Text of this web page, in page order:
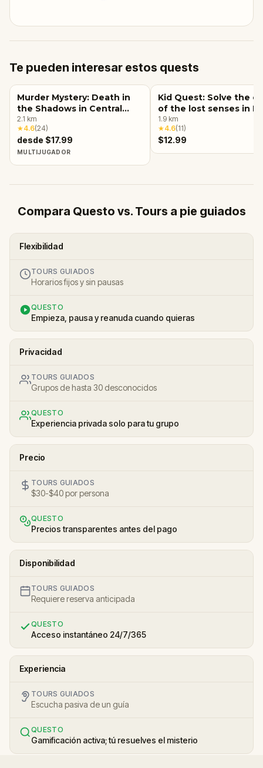
Te pueden interesar estos quests
Murder Mystery: Death in
the Shadows in Central
Park, New York City
2.1 km
★4.6(24)
desde $17.99
MULTIJUGADOR
Kid Quest: Solve the
of the lost senses in
York City
1.9 km
★4.6(11)
$12.99
Compara Questo vs. Tours a pie guiados
Flexibilidad
TOURS GUIADOS
Horarios fijos y sin pausas
QUESTO
Empieza, pausa y reanuda cuando quieras
Privacidad
TOURS GUIADOS
Grupos de hasta 30 desconocidos
QUESTO
Experiencia privada solo para tu grupo
Precio
TOURS GUIADOS
$30-$40 por persona
QUESTO
Precios transparentes antes del pago
Disponibilidad
TOURS GUIADOS
Requiere reserva anticipada
QUESTO
Acceso instantáneo 24/7/365
Experiencia
TOURS GUIADOS
Escucha pasiva de un guía
QUESTO
Gamificación activa; tú resuelves el misterio